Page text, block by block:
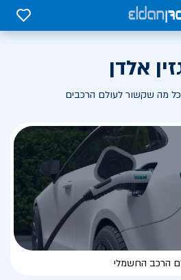
0
אלדן
מה שקשור לעולם הרכבים
הרכב החשמלי